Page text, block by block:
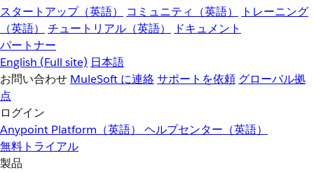
スタートアップ（英語）
コミュニティ（英語）
トレーニング
（英語）
チュートリアル（英語）
ドキュメント
パートナー
English (Full site) 日本語
お問い合わせ MuleSoft に連絡サポートを依頼 グローバル拠
点
ログイン
Anypoint Platform（英語） ヘルプセンター（英語）
無料トライアル
製品